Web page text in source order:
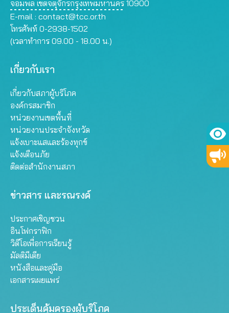
จอมพล เขตจตุจักรกรุงเทพมหานคร 10900
E-mail : contact@tcc.or.th
โทรศัพท์ 0-2938-1502
(เวลาทำการ 09.00 - 18.00 น.)
เกี่ยวกับเรา
เกี่ยวกับสภาผู้บริโภค
องค์กรสมาชิก
หน่วยงานเขตพื้นที่
หน่วยงานประจำจังหวัด
แจ้งเบาะแสและร้องทุกข์
แจ้งเตือนภัย
ติดต่อสำนักงานสภา
ข่าวสาร และรณรงค์
ประกาศเชิญชวน
อินโฟกราฟิก
วิดีโอเพื่อการเรียนรู้
มัลติมีเดีย
หนังสือและคู่มือ
เอกสารเผยแพร่
ประเด็นคุ้มครองผู้บริโภค